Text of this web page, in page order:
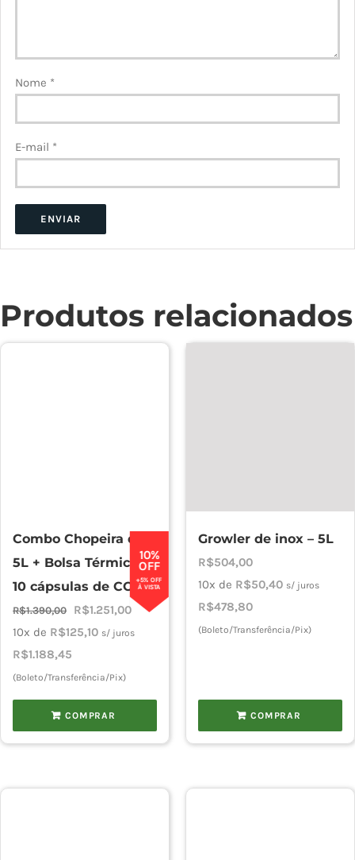
Nome *
E-mail *
Produtos relacionados
10%
OFF
+5% OFF
À VISTA
Combo Chopeira de
5L + Bolsa Térmica +
10 cápsulas de CO2
R$1.390,00
O
preço
era:
R$1.390,00.
R$1.251,00O
preço
R$1.251,00.
10x de R$125,10 s/ juros
R$1.188,45
(Boleto/Transferência/Pix)
COMPRAR
Growler de inox – 5L
R$504,00
10x de R$50,40 s/ juros
R$478,80
(Boleto/Transferência/Pix)
COMPRAR